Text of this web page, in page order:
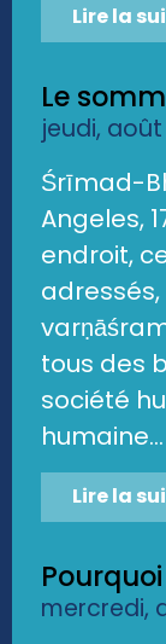
Lire la
Le
jeudi,
Śrīmad-
Angeles,
endroit,
tous des
société
humaine...
Lire la
mercredi,